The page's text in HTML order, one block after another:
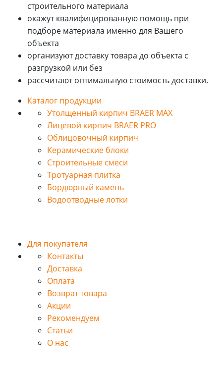
строительного материала
окажут квалифицированную помощь при
подборе материала именно для Вашего
объекта
организуют доставку товара до объекта с
разгрузкой или без
рассчитают оптимальную стоимость доставки.
Каталог продукции
Утолщенный кирпич BRAER MAX
Лицевой кирпич BRAER PRO
Облицовочный кирпич
Керамические блоки
Строительные смеси
Тротуарная плитка
Бордюрный камень
Водоотводные лотки
Для покупателя
Контакты
Доставка
Оплата
Возврат товара
Акции
Рекомендуем
Статьи
О нас